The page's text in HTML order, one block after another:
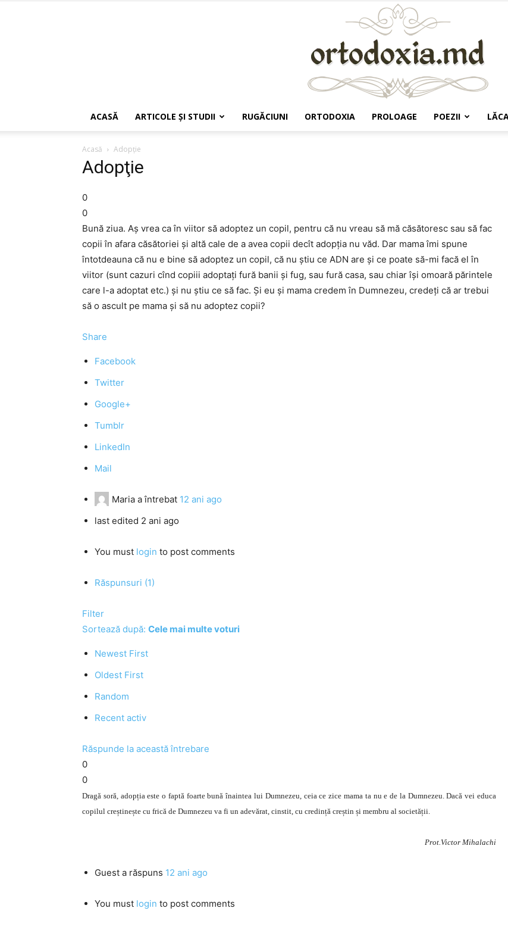
ACASĂ ARTICOLE ŞI STUDII RUGĂCIUNI ORTODOXIA PROLOAGE POEZII
Acasă Adopţie
Adopţie
0
0
Bună ziua. Aş vrea ca în viitor să adoptez un copil, pentru că nu vreau să mă căsătoresc sau să fac
copii în afara căsătoriei şi altă cale de a avea copii decît adopţia nu văd. Dar mama îmi spune
întotdeauna că nu e bine să adoptez un copil, că nu ştiu ce ADN are şi ce poate să-mi facă el în
viitor (sunt cazuri cînd copiii adoptaţi fură banii şi fug, sau fură casa, sau chiar îşi omoară părintele
care l-a adoptat etc.) şi nu ştiu ce să fac. Şi eu şi mama credem în Dumnezeu, credeţi că ar trebui
să o ascult pe mama şi să nu adoptez copii?
Share
Facebook
Twitter
Google+
Tumblr
LinkedIn
Mail
Maria a întrebat 12 ani ago
last edited 2 ani ago
You must login to post comments
Răspunsuri (1)
Filter
Sortează după: Cele mai multe voturi
Newest First
Oldest First
Random
Recent activ
Răspunde la această întrebare
0
0
Dragă soră, adopția este o faptă foarte bună înaintea lui Dumnezeu, ceia ce zice mama ta nu e de la Dumnezeu. Dacă vei educa
copilul creștinește cu frică de Dumnezeu va fi un adevărat, cinstit, cu credință creștin și membru al societății.
Prot.Victor Mihalachi
Guest a răspuns 12 ani ago
You must login to post comments